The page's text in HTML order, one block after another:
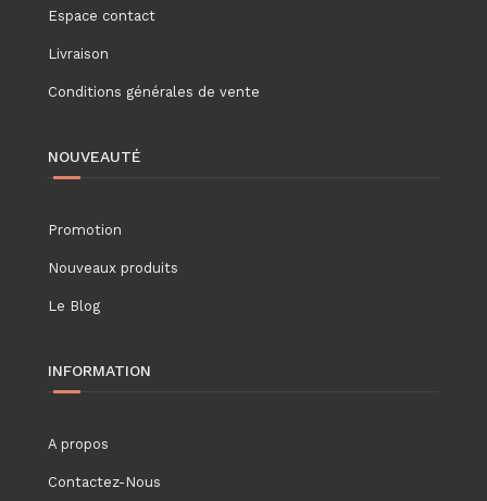
Espace contact
Livraison
Conditions générales de vente
NOUVEAUTÉ
Promotion
Nouveaux produits
Le Blog
INFORMATION
A propos
Contactez-Nous